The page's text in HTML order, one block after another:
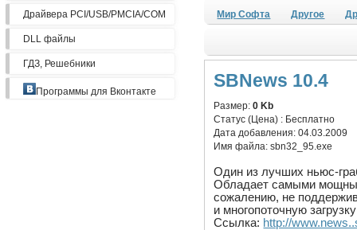
Драйвера PCI/USB/PMCIA/COM
DLL файлы
ГДЗ, Решебники
Программы для Вконтакте
Мир Софта Другое
SBNews 10.4
Размер:0 Kb
Статус (Цена) : Бесплатно
Дата добавления:04.03.2009
Имя файла:sbn32_95.exe
Один из лучших ньюс-
Обладает самыми
сожалению, не
и многопоточную
Ссылка: http://